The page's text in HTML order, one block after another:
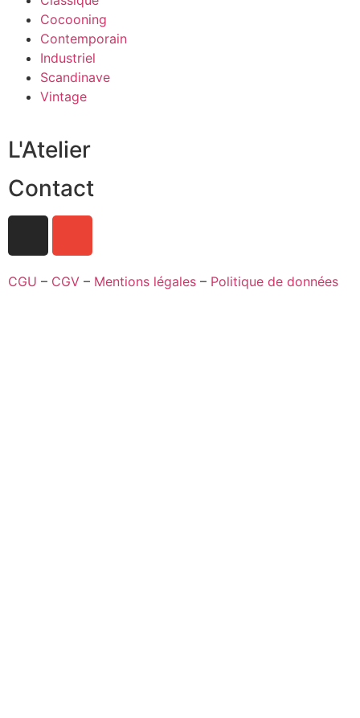
Cocooning
Contemporain
Industriel
Scandinave
Vintage
L'Atelier
Contact
CGU – CGV – Mentions légales – Politique de données